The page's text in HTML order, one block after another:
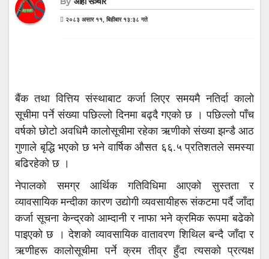
२०८३ असार ११, बिहीबार १३:३८ गते
बैंक तथा वित्तिय संस्थाबाट कर्जा लिएर समयमै नतिर्दा कालो
सूचीमा पर्ने संख्या पछिल्लो दिनमा बढ्दै गएको छ । पछिल्लो पाँच
वर्षको छोटो अवधिमै कालोसूचीमा रहेका ऋणीको संख्या झन्डै आठ
गुणाले बृद्धि भएको छ भने वार्षिक औसत ६६.५ प्रतिशतले समस्या
बढिरहेको छ ।
नेपालको समग्र आर्थिक गतिविधिमा आएको सुस्तता र
व्यावसायिक मन्दीका कारण उद्योगी व्यवसायीहरू संकटमा पर्दै जाँदा
कर्जा सूचना केन्द्रको आम्दानी र नाफा भने क्रमिक रूपमा बढेको
पाइएको छ । देशको व्यावसायिक वातावरण शिथिल बन्दै जाँदा र
ऋणीहरू कालोसूचीमा पर्ने क्रम तीव्र हुँदा त्यसको प्रत्यक्ष